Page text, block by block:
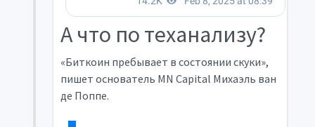
А что по теханализу?
«Биткоин пребывает в состоянии скуки»,
пишет основатель MN Capital Михаэль ван
де Поппе.